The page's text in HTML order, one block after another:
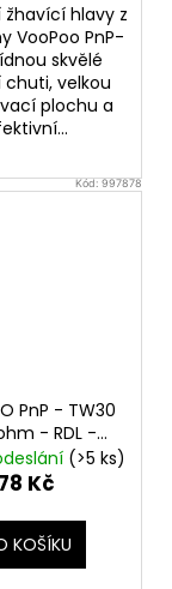
žhavící hlavy z
VooPoo PnP-
skvělé
velkou
plochu a
Kód:997878
PnP - TW30
- RDL -
hlava(>5 ks)
78 Kč
KOŠÍKU